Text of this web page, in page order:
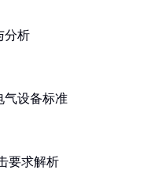
分析
气设备标准
要求解析